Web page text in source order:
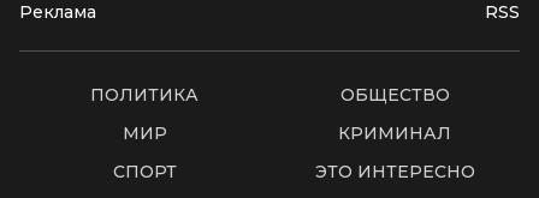
Реклама RSS
ПОЛИТИКА
ОБЩЕСТВО
МИР
КРИМИНАЛ
СПОРТ
ЭТО ИНТЕРЕСНО